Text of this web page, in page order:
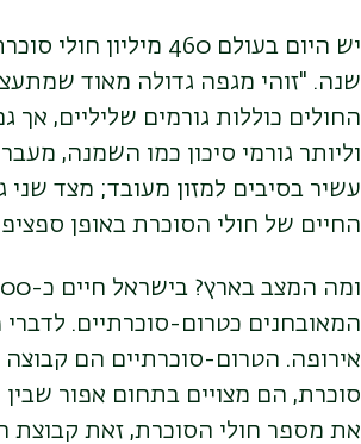
שנה. "זוהי מגפה גדולה מאוד
החולים כוללות גורמים שליליים, אך
וליותר גורמי סיכון כמו השמנה,
עשיר בסיבים למזון מעובד; מצד
החיים של חולי הסוכרת באופן
המאובחנים כטרום-סוכרתיים.
סוכרת, הם מצויים בתחום אפור
את מספר חולי הסוכרת, זאת קבוצת